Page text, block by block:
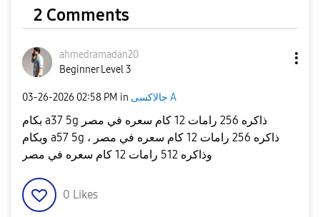
2 Comments
ahmedramadan20
Beginner Level 3
‎03-26-2026 02:58 PM in جالاكسى A
بكام a37 5g ذاكره 256 رامات 12 كام سعره في مصر
وبكام a57 5g ذاكره 256 رامات 12 كام سعره في مصر ،
وذاكره 512 رامات 12 كام سعره في مصر
0 Likes